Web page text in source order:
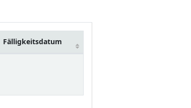
Fälligkeitsdatum